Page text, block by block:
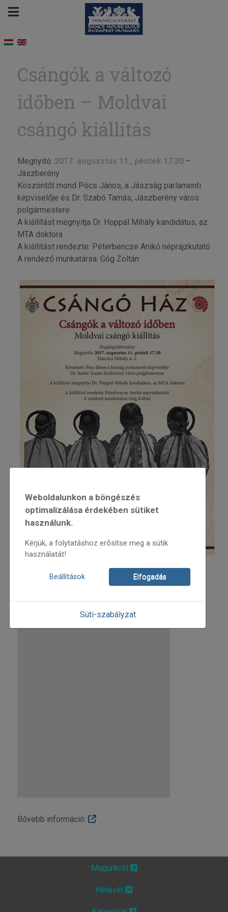
Csángók a változó
időben – Moldvai
csángó kiállítás
Megnyitó: 2017. augusztus 11., péntek 17.30–
Jászberény
Köszöntőt mond Pócs János, a Jászság parlamenti
képviselője és Dr. Szabó Tamás, Jászberény város
polgármestere
A kiállítást megnyitja Dr. Hoppál Mihály kandidátus, az
MTA doktora
A kiállítást rendezte: Péterbencze Anikó néprajzkutató
A rendező munkatársa: Góg Zoltán
A helyszín:
Bővebb információ:
Weboldalunkon a böngészés
optimalizálása érdekében sütiket
használunk.
Kérjük, a folytatáshoz erősítse meg a sütik
használatát!
Beállítások Elfogadás
Süti-szabályzat
Magunkról
Hírlevél